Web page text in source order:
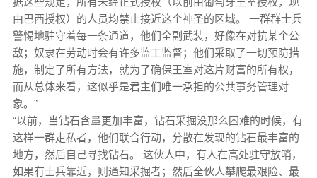
由巴西授权）的人员均禁止接近这个神圣的区域。 一群群士兵
警惕地驻守着每一条通道，他们全副武装，好像在对抗某个公
敌；奴隶在劳动时会有许多监工监督；他们采取了一切预防措
施，制定了所有方法，就为了确保王室对这片财富的所有权，
而从总体来看，这似乎是君主们唯一承担的公共事务管理对
象。”
“以前，当钻石含量更加丰富，钻石采掘没那么困难的时候，有
这样一群走私者，他们联合行动，分散在发现的钻石最丰富的
地方，然后自己寻找钻石。 这伙人中，有人在高处驻守放哨，
如果有士兵靠近，则通知采掘者；然后全伙人攀爬最艰险、最